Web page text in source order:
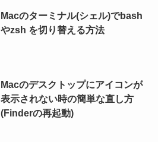
Macのターミナル(シェル)でbash
やzsh を切り替える方法
Macのデスクトップにアイコンが
表示されない時の簡単な直し方
(Finderの再起動)